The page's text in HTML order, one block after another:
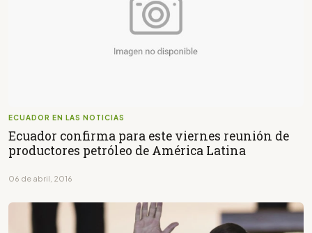
ECUADOR EN LAS NOTICIAS
Ecuador confirma para este viernes reunión de
productores petróleo de América Latina
06 de abril, 2016